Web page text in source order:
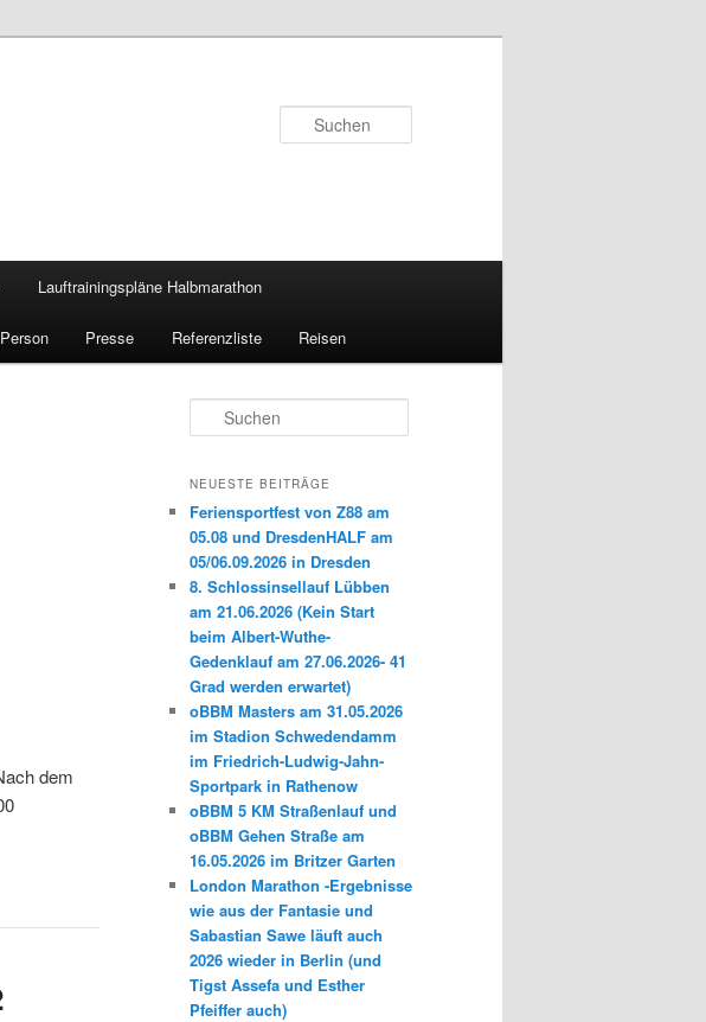
Lauftrainingspläne Halbmarathon
Person Presse Referenzliste Reisen
dem
u
h
n
NEUESTE BEITRÄGE
Feriensportfest von Z88 am
05.08 und DresdenHALF am
05/06.09.2026 in Dresden
8. Schlossinsellauf Lübben
am 21.06.2026 (Kein Start
beim Albert-Wuthe-
Gedenklauf am 27.06.2026- 41
Grad werden erwartet)
oBBM Masters am 31.05.2026
im Stadion Schwedendamm
im Friedrich-Ludwig-Jahn-
Sportpark in Rathenow
oBBM 5 KM Straßenlauf und
oBBM Gehen Straße am
16.05.2026 im Britzer Garten
London Marathon -Ergebnisse
wie aus der Fantasie und
Sabastian Sawe läuft auch
2026 wieder in Berlin (und
Tigst Assefa und Esther
Pfeiffer auch)